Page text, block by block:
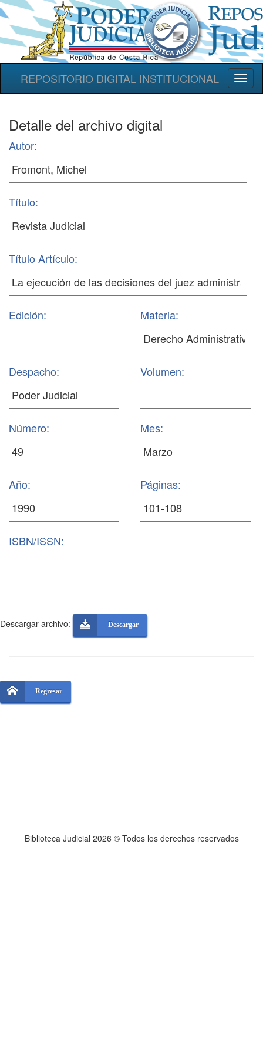
REPOSITORIO DIGITAL INSTITUCIONAL
Detalle del archivo digital
Autor:
Título:
Título Artículo:
Edición: Materia:
Despacho: Volumen:
Número: Mes:
Año: Páginas:
ISBN/ISSN:
Descargar archivo: Descargar
Regresar
Biblioteca Judicial 2026 © Todos los derechos reservados